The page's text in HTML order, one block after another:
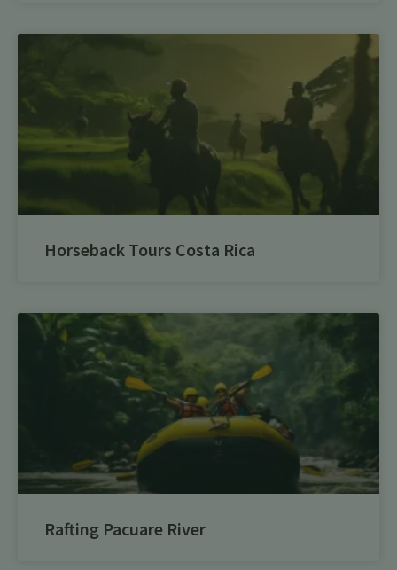
Horseback Tours Costa Rica
Rafting Pacuare River